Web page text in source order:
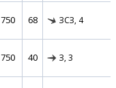
750 68 ЗСЗ, 4
750 40 З, 3